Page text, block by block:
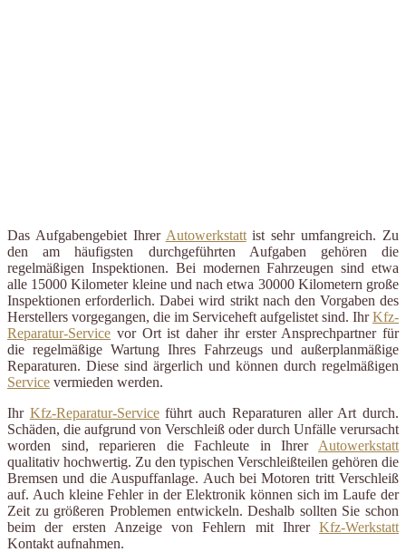
Das Aufgabengebiet Ihrer Autowerkstattist sehr umfangreich. Zu
den am häufigsten durchgeführten Aufgaben gehören die
regelmäßigen Inspektionen. Bei modernen Fahrzeugen sind etwa
alle 15000 Kilometer kleine und nach etwa 30000 Kilometern große
Inspektionen erforderlich. Dabei wird strikt nach den Vorgaben des
Herstellers vorgegangen, die im Serviceheft aufgelistet sind. IhrKfz-
Reparatur-Service vor Ort ist daher ihr erster Ansprechpartner für
die regelmäßige Wartung Ihres Fahrzeugs und außerplanmäßige
Reparaturen. Diese sind ärgerlich und können durch regelmäßigen
Service vermieden werden.
Ihr Kfz-Reparatur-Serviceführt auch Reparaturen aller Art durch.
Schäden, die aufgrund von Verschleiß oder durch Unfälle verursacht
worden sind, reparieren die Fachleute in Ihrer Autowerkstatt
qualitativ hochwertig. Zu den typischen Verschleißteilen gehören die
Bremsen und die Auspuffanlage. Auch bei Motoren tritt Verschleiß
auf. Auch kleine Fehler in der Elektronik können sich im Laufe der
Zeit zu größeren Problemen entwickeln. Deshalb sollten Sie schon
beim der ersten Anzeige von Fehlern mit Ihrer Kfz-Werkstatt
Kontakt aufnahmen.